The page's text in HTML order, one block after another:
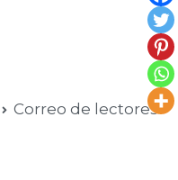
Correo de lectores